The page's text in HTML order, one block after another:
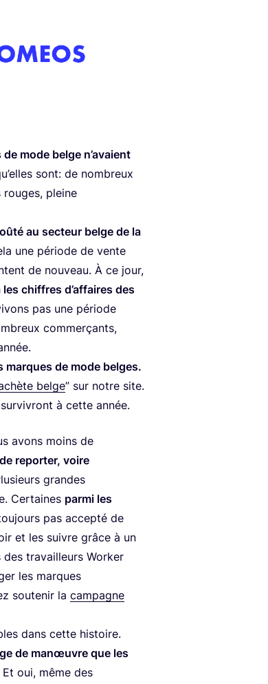
mode belge n’avaient
sont: de nom­breux
pleine
au sec­teur belge de la
une période de vente
de nou­veau. À ce jour,
chiffres d’affaires des
pas une période
com­mer­çants,
de mode belges.
belge” sur notre site.
à cette année.
avons moins de
repor­ter, voire
grandes
Cer­taines par­mi les
pas accep­té de
et les suivre grâce à un
tra­vailleurs Wor­ker
les marques
sou­te­nir la cam­pagne
dans cette his­toire.
de manœuvre que les
Et oui, même des